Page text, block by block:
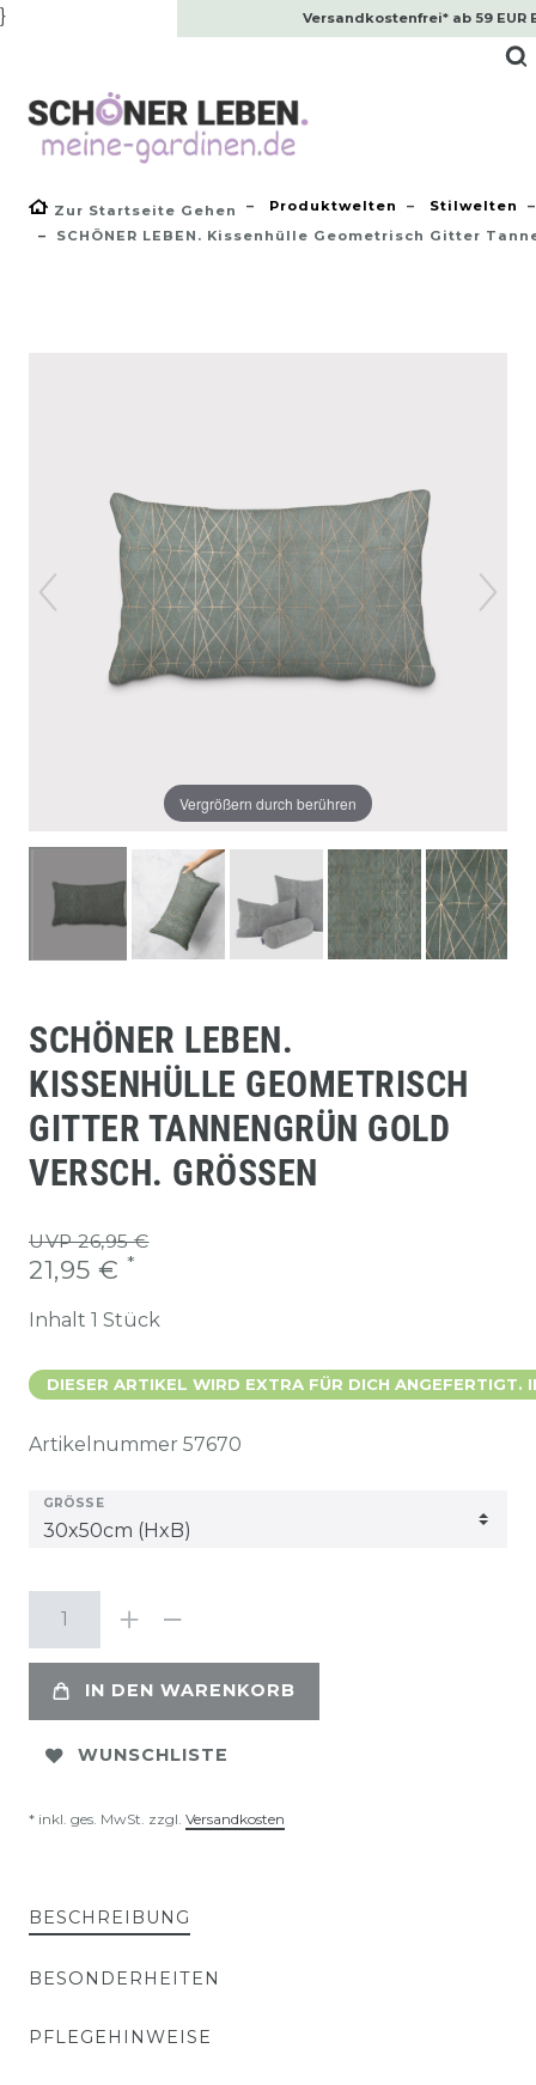
} Versandkostenfrei* ab 59 EUR
Zur Startseite Gehen Produktwelten
Stilwelten
SCHÖNER LEBEN. Kissenhülle Geometrisch Gitter
Vergrößern durch berühren
SCHÖNER LEBEN.
KISSENHÜLLE GEOMETRISCH
GITTER TANNENGRÜN GOLD
VERSCH. GRÖSSEN
UVP 26,95 €
21,95 € *
Inhalt 1 Stück
DIESER ARTIKEL WIRD EXTRA FÜR DICH ANGEFERTIGT.
Artikelnummer 57670
GRÖSSE
IN DEN WARENKORB
WUNSCHLISTE
* inkl. ges. MwSt. zzgl. Versandkosten
BESCHREIBUNG
BESONDERHEITEN
PFLEGEHINWEISE